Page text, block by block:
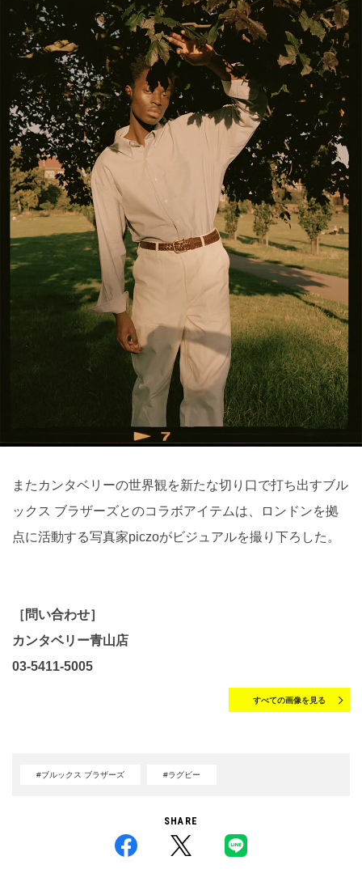
またカンタベリーの世界観を新たな切り口で打ち出すブル
ックス ブラザーズとのコラボアイテムは、ロンドンを拠
点に活動する写真家piczoがビジュアルを撮り下ろした。
［問い合わせ］
カンタベリー⻘山店
03-5411-5005
すべての画像を見る
#ブルックス ブラザーズ #ラグビー
SHARE